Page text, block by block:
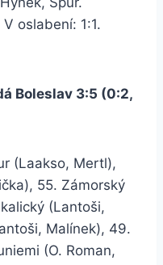
oslabení: 1:1.
Boleslav 3:5 (0:2,
(Laakso, Mertl),
55. Zámorský
(Lantoši,
Malínek), 49.
(O. Roman,